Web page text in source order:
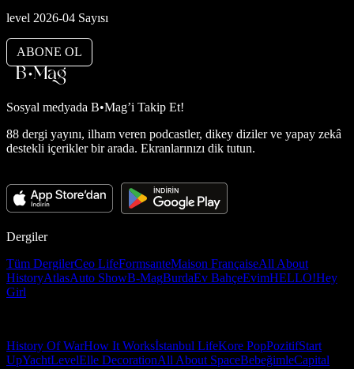
level 2026-04 Sayısı
ABONE OL
Sosyal medyada B•Mag’i Takip Et!
88 dergi yayını, ilham veren podcastler, dikey diziler ve yapay zekâ
destekli içerikler bir arada. Ekranlarınızı dik tutun.
Dergiler
Tüm DergilerCeo LifeFormsanteMaison FrançaiseAll About
HistoryAtlasAuto ShowB-MagBurdaEv BahçeEvimHELLO!Hey
Girl
History Of WarHow It Worksİstanbul LifeKore PopPozitifStart
UpYachtLevelElle DecorationAll About SpaceBebeğimleCapital